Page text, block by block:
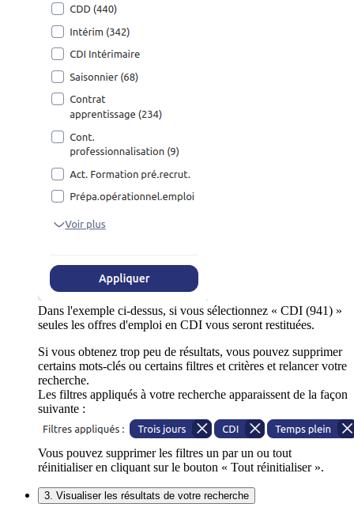
Dans l'exemple ci-dessus, si vous sélectionnez « CDI (941) »
seules les offres d'emploi en CDI vous seront restituées.
Si vous obtenez trop peu de résultats, vous pouvez supprimer
certains mots-clés ou certains filtres et critères et relancer votre
recherche.
Les filtres appliqués à votre recherche apparaissent de la façon
suivante :
Vous pouvez supprimer les filtres un par un ou tout
réinitialiser en cliquant sur le bouton « Tout réinitialiser ».
3. Visualiser les résultats de votre recherche